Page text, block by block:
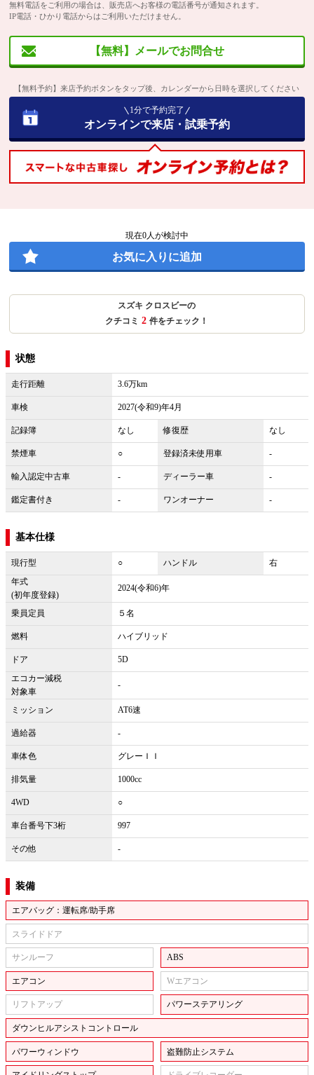
無料電話をご利用の場合は、販売店へお客様の電話番号が通知されます。
IP電話・ひかり電話からはご利用いただけません。
【無料】メールでお問合せ
【無料予約】来店予約ボタンをタップ後、カレンダーから日時を選択してください
1分で予約完了
オンラインで来店・試乗予約
現在0人が検討中
お気に入りに追加
スズキ クロスビーの
クチコミ 2 件をチェック！
状態
走行距離 3.6万km
車検 2027(令和9)年4月
記録簿 なし 修復歴 なし
禁煙車 ○ 登録済未使用車 -
輸入認定中古車 - ディーラー車 -
鑑定書付き - ワンオーナー -
基本仕様
現行型 ○ ハンドル
右
年式
(初年度登録)
2024(令和6)年
乗員定員 ５名
燃料 ハイブリッド
ドア
5D
エコカー減税
対象車
-
ミッション AT6速
過給器 -
車体色 グレーＩＩ
排気量 1000cc
4WD ○
車台番号下3桁 997
その他 -
装備
エアバッグ：運転席/助手席
スライドドア
サンルーフ ABS
エアコン Wエアコン
リフトアップ パワーステアリング
ダウンヒルアシストコントロール
パワーウィンドウ 盗難防止システム